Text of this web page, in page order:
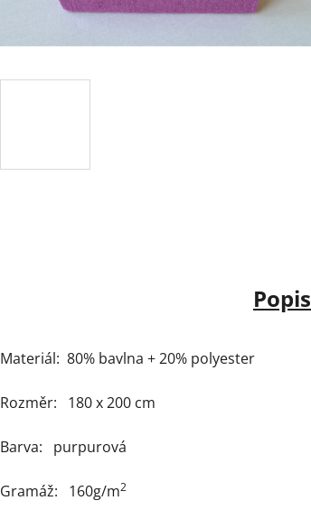
Popis
Materiál: 80% bavlna + 20% polyester
Rozměr: 180 x 200 cm
Barva: purpurová
Gramáž: 160g/m2